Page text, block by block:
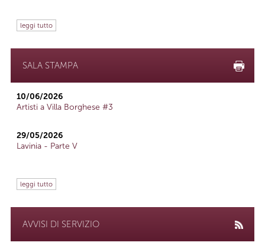
leggi tutto
SALA STAMPA
10/06/2026
Artisti a Villa Borghese #3
29/05/2026
Lavinia - Parte V
leggi tutto
AVVISI DI SERVIZIO